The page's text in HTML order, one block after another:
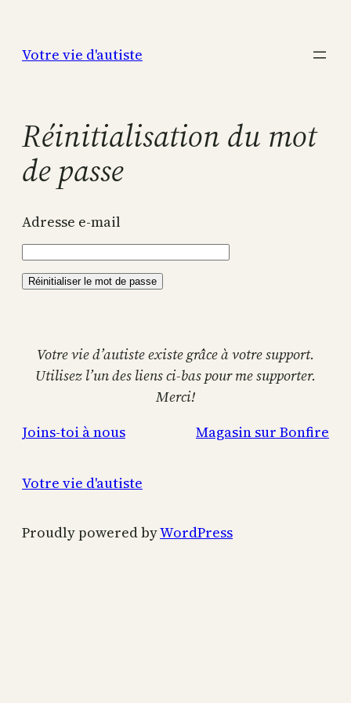
contenu
Votre vie d'autiste
Réinitialisation du mot
de passe
Adresse e-mail
Votre vie d’autiste existe grâce à votre support.
Utilisez l’un des liens ci-bas pour me supporter.
Merci!
Joins-toi à nous
Magasin sur Bonfire
Votre vie d'autiste
Proudly powered byWordPress